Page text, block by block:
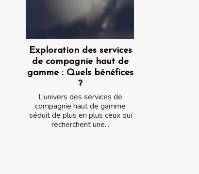
Exploration des services
de compagnie haut de
gamme : Quels bénéfices
?
L’univers des services de
compagnie haut de gamme
séduit de plus en plus ceux qui
recherchent une...